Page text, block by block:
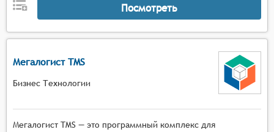
Посмотреть
Мегалогист TMS
Бизнес Технологии
Мегалогист TMS — это программный комплекс для